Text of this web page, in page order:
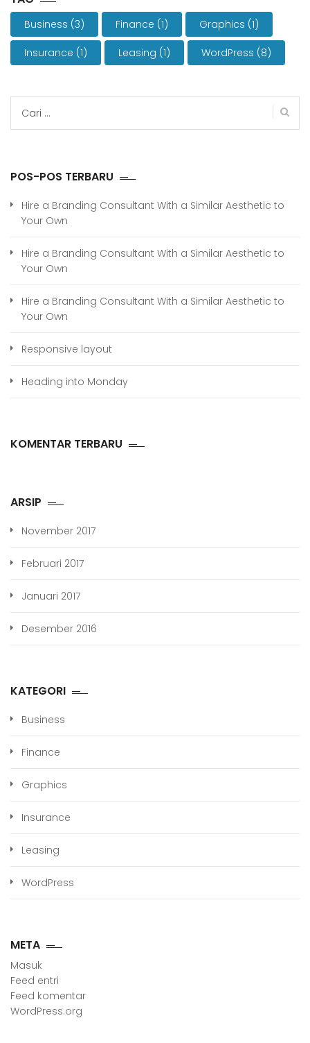
Business (3) Finance (1) Graphics (1)
Insurance (1) Leasing (1) WordPress (8)
untuk:
POS-POS TERBARU
Hire a Branding Consultant With a Similar Aesthetic to
Your Own
Hire a Branding Consultant With a Similar Aesthetic to
Your Own
Hire a Branding Consultant With a Similar Aesthetic to
Your Own
Responsive layout
Heading into Monday
KOMENTAR TERBARU
ARSIP
November 2017
Februari 2017
Januari 2017
Desember 2016
KATEGORI
Business
Finance
Graphics
Insurance
Leasing
WordPress
META
Masuk
Feed entri
Feed komentar
WordPress.org